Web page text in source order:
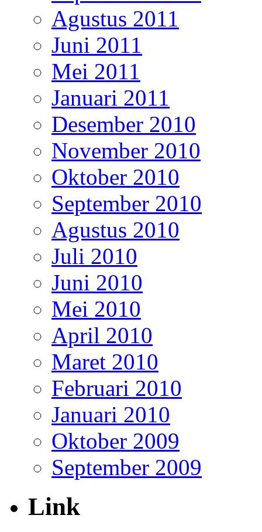
Agustus 2011
Juni 2011
Mei 2011
Januari 2011
Desember 2010
November 2010
Oktober 2010
September 2010
Agustus 2010
Juli 2010
Juni 2010
Mei 2010
April 2010
Maret 2010
Februari 2010
Januari 2010
Oktober 2009
September 2009
Link